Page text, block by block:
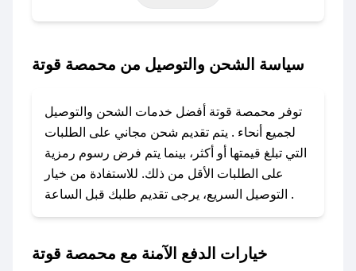
حتى عروض خاصة أخرى.
باستخدام تطبيق صحصح، يمكنك العثور بسهولة على
الكوبون، تواصل معنا عبر تويتر أو البريد الإلكتروني
لإضافته بسرعة.
### كيفية استخدام كود خصم محمصة قوتة؟
1. انسخ كود الخصم من تطبيق صحصح.
2. الصقه في خانة الدفع عند التسوق من محمصة
سياسة الشحن والتوصيل من محمصة قوتة
توفر محمصة قوتة أفضل خدمات الشحن والتوصيل
لجميع أنحاء . يتم تقديم شحن مجاني على الطلبات
التي تبلغ قيمتها أو أكثر، بينما يتم فرض رسوم رمزية
على الطلبات الأقل من ذلك. للاستفادة من خيار
التوصيل السريع، يرجى تقديم طلبك قبل الساعة .
خيارات الدفع الآمنة مع محمصة قوتة